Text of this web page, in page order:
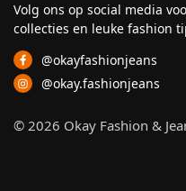
Volg ons op social media
collecties en leuke fashion
@okayfashionjeans
@okay.fashionjeans
© 2026 Okay Fashion &